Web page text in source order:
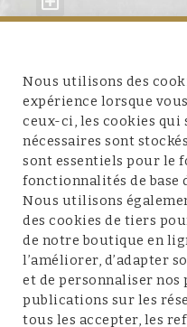
À propos de nous
Service client
Conditions et
Nous utilisons des
expérience lorsque
ceux-ci, les cookies qui
nécessaires sont
sont essentiels pour le
fonctionnalités de base
Nous utilisons
des cookies de tiers
de notre boutique en
l’améliorer, d’adapter
et de personnaliser nos
publications sur les
tous les accepter, les